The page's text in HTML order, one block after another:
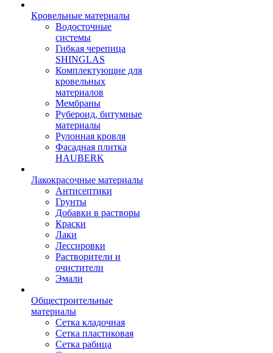
Кровельные материалы
Водосточные
системы
Гибкая черепица
SHINGLAS
Комплектующие для
кровельных
материалов
Мембраны
Рубероид, битумные
материалы
Рулонная кровля
Фасадная плитка
HAUBERK
Лакокрасочные материалы
Антисептики
Грунты
Добавки в растворы
Краски
Лаки
Лессировки
Растворители и
очистители
Эмали
Общестроительные
материалы
Сетка кладочная
Сетка пластиковая
Сетка рабица